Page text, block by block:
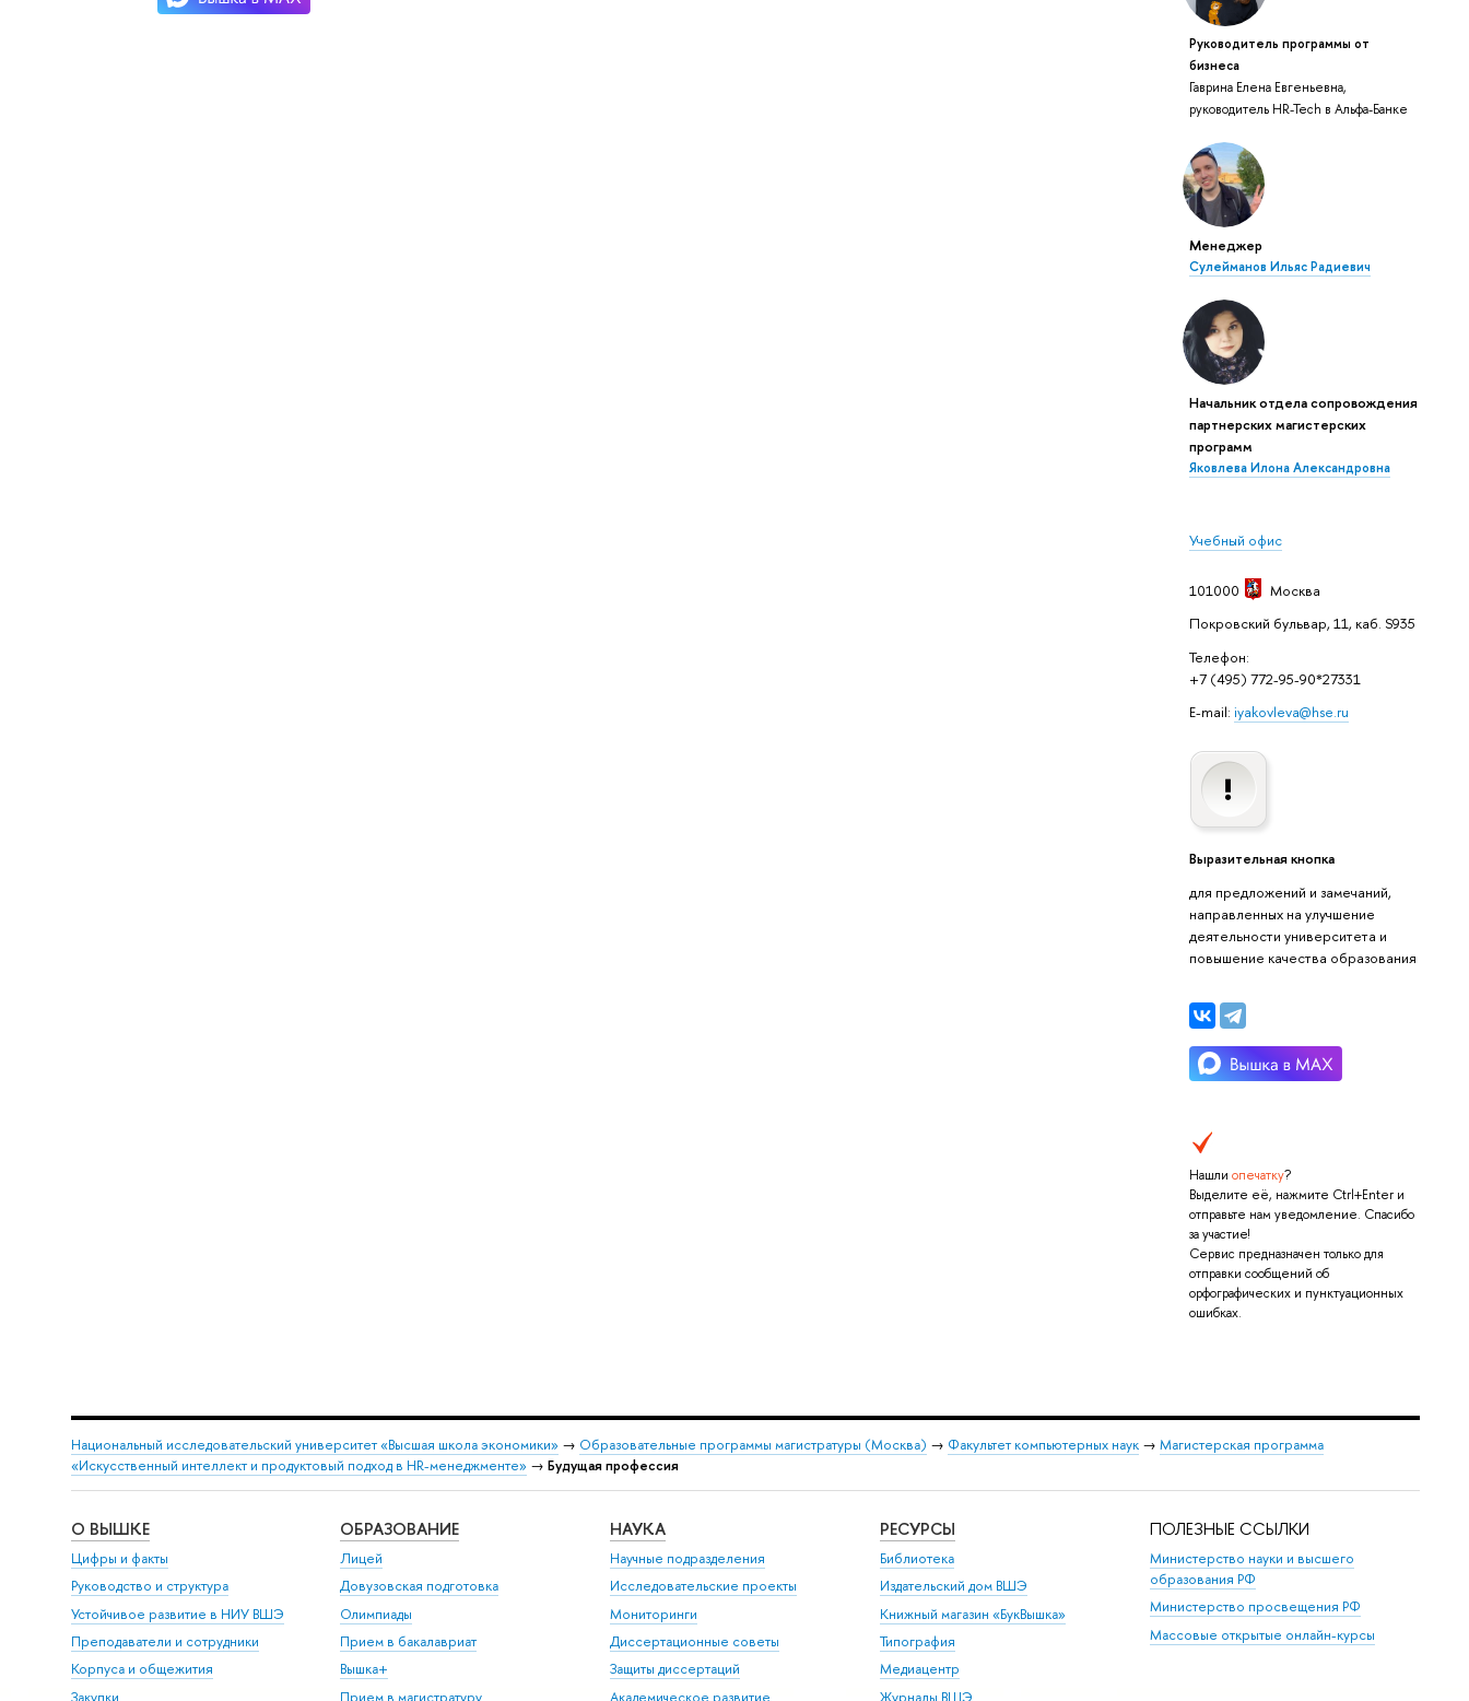
Руководитель программы от
бизнеса
Гаврина Елена Евгеньевна,
руководитель HR-Tech в Альфа-Банке
Менеджер
Сулейманов Ильяс Радиевич
Начальник отдела сопровождения
партнерских магистерских
программ
Яковлева Илона Александровна
Учебный офис
101000
Москва
Покровский бульвар, 11, каб. S935
Телефон:
+7 (495) 772-95-90*27331
E-mail: iyakovleva@hse.ru
Выразительная кнопка
для предложений и замечаний,
направленных на улучшение
деятельности университета и
повышение качества образования
Нашли опечатку?
Выделите её, нажмите Ctrl+Enter и
отправьте нам уведомление. Спасибо
за участие!
Сервис предназначен только для
отправки сообщений об
орфографических и пунктуационных
ошибках.
Национальный исследовательский университет «Высшая школа экономики» → Образовательные программы магистратуры (Москва) → Факультет компьютерных наук→ Магистерская программа
«Искусственный интеллект и продуктовый подход в HR-менеджменте» → Будущая профессия
О ВЫШКЕ
Цифры и факты
Руководство и структура
Устойчивое развитие в НИУ ВШЭ
Преподаватели и сотрудники
Корпуса и общежития
Закупки
ОБРАЗОВАНИЕ
Лицей
Довузовская подготовка
Олимпиады
Прием в бакалавриат
Вышка+
Прием в магистратуру
НАУКА
Научные подразделения
Исследовательские проекты
Мониторинги
Диссертационные советы
Защиты диссертаций
Академическое развитие
РЕСУРСЫ
Библиотека
Издательский дом ВШЭ
Книжный магазин «БукВышка»
Типография
Медиацентр
Журналы ВШЭ
ПОЛЕЗНЫЕ ССЫЛКИ
Министерство науки и высшего
образования РФ
Министерство просвещения РФ
Массовые открытые онлайн-курсы